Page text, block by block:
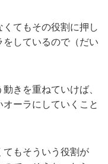
てもその役割に押し
しているので（だい
きを重ねていけば、
ーラにしていくこと
てもそういう役割が